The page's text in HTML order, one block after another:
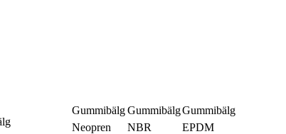
Gummibälg
Neopren
Gummibälg
NBR
Gummibälg
EPDM